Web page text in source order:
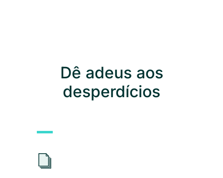
Dê adeus aos
desperdícios